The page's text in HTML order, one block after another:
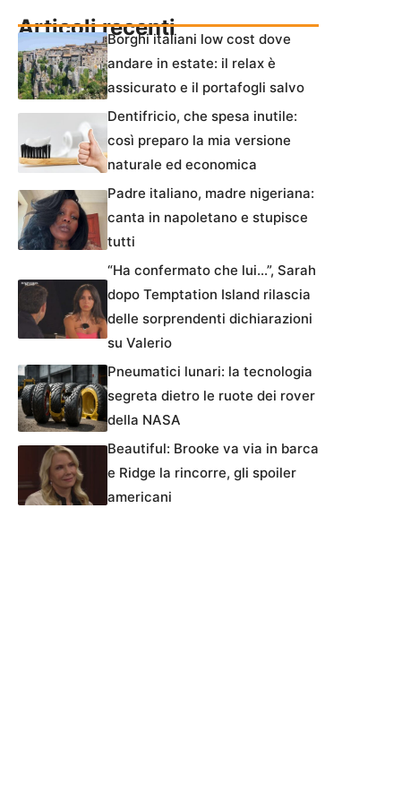
Articoli recentiBorghi italiani low cost dove
andare in estate: il relax è
assicurato e il portafogli salvo
Dentifricio, che spesa inutile:
così preparo la mia versione
naturale ed economica
Padre italiano, madre nigeriana:
canta in napoletano e stupisce
tutti
“Ha confermato che lui…”, Sarah
dopo Temptation Island rilascia
delle sorprendenti dichiarazioni
su Valerio
Pneumatici lunari: la tecnologia
segreta dietro le ruote dei rover
della NASA
Beautiful: Brooke va via in barca
e Ridge la rincorre, gli spoiler
americani